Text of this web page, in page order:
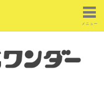
メニュー